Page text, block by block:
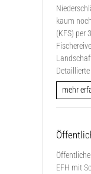
kaum
(KFS) per
mehr
EFH mit